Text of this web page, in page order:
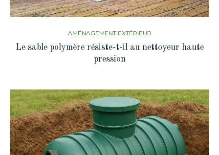
AMÉNAGEMENT EXTÉRIEUR
Le sable polymère résiste-t-il au nettoyeur haute
pression